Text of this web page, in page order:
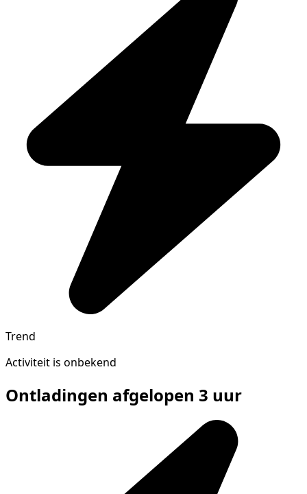
Trend
Activiteit is onbekend
Ontladingen afgelopen 3 uur